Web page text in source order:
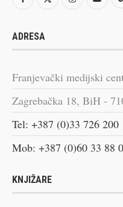
ADRESA
Franjevački medijski
Zagrebačka 18, BiH -
Tel: +387 (0)33 726 200
Mob: +387 (0)60 33 88
KNJIŽARE